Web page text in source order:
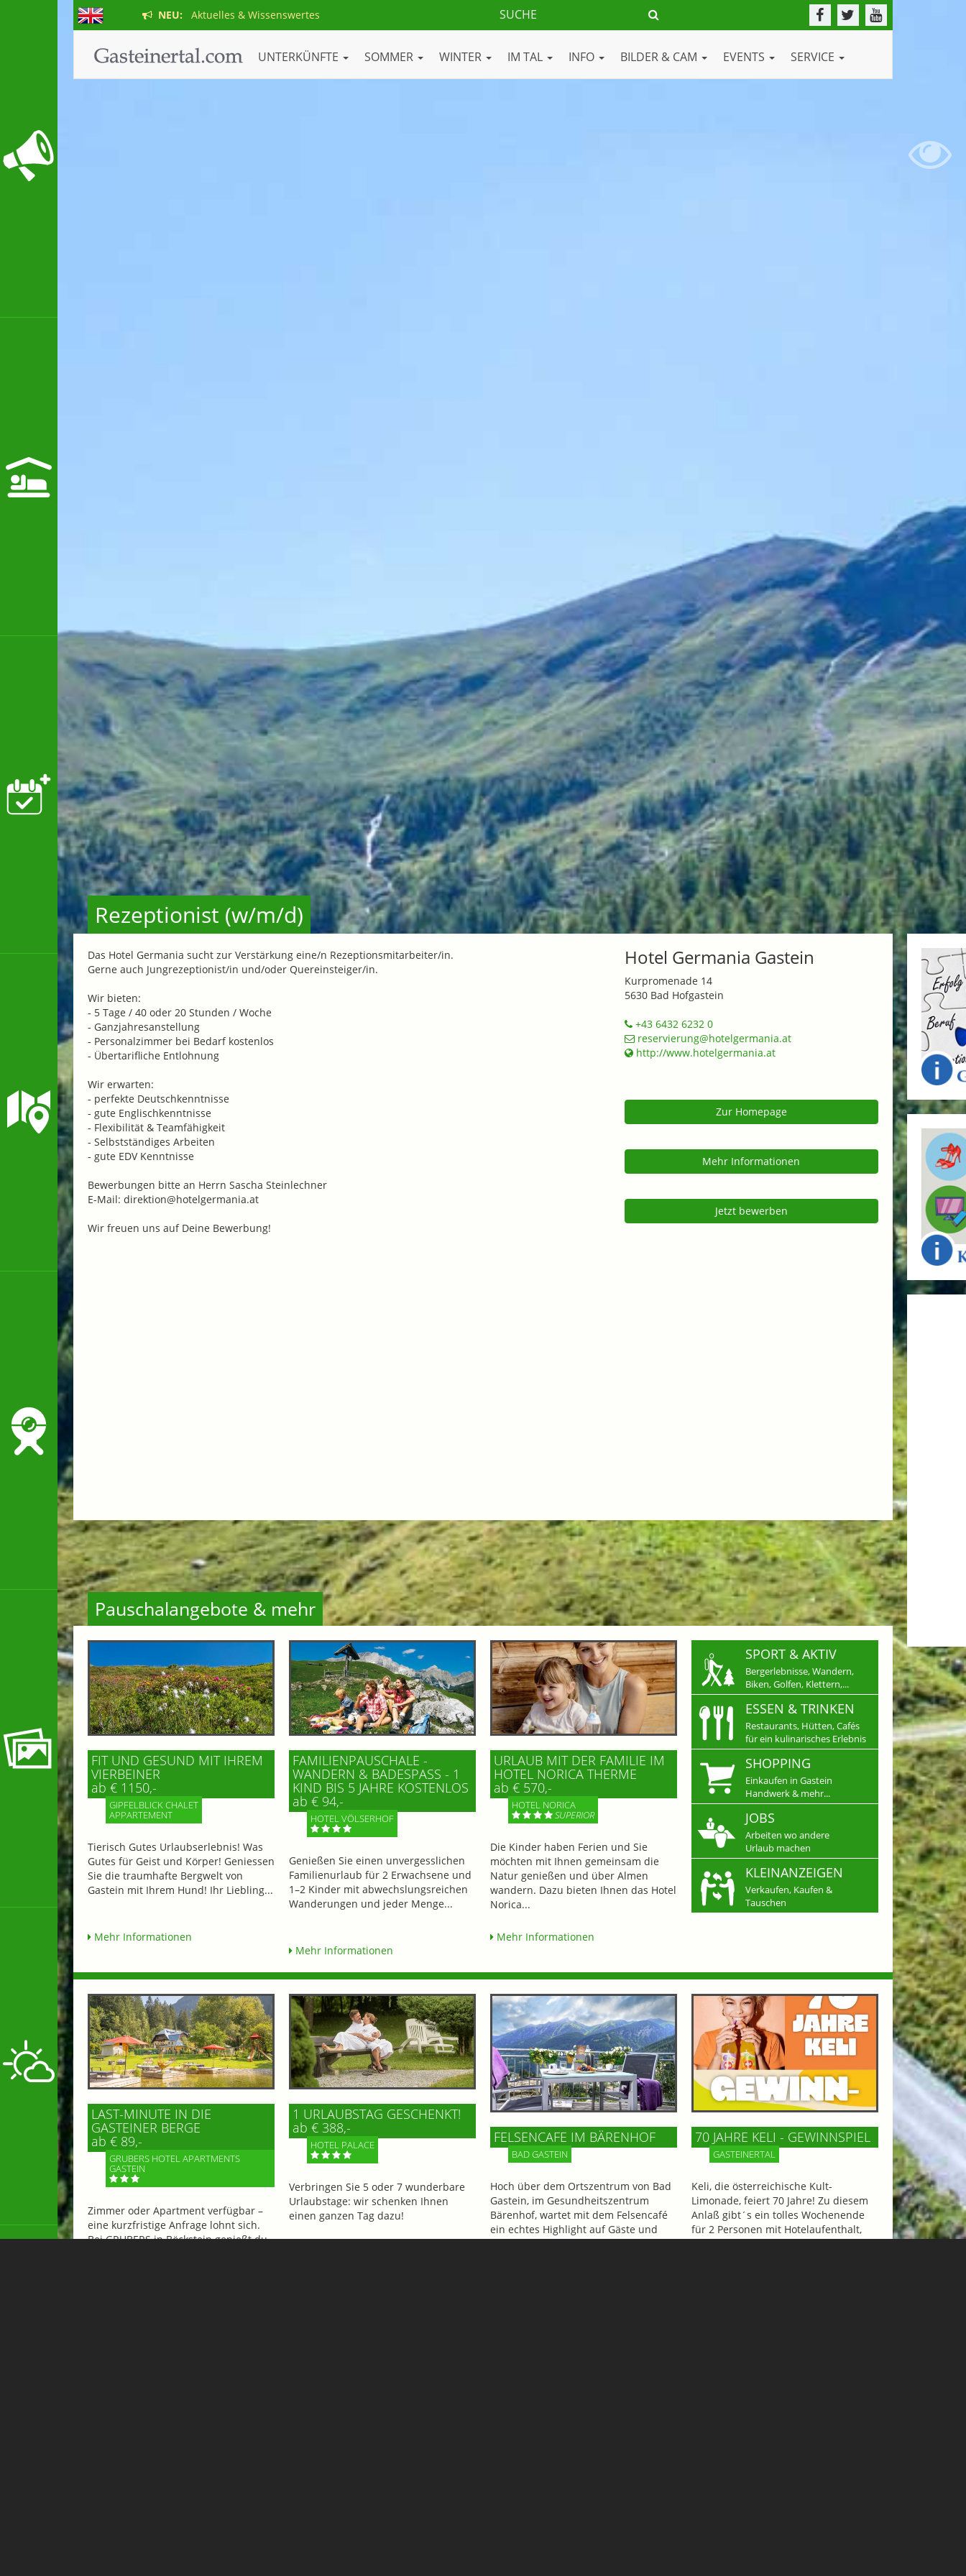
NEU: Aktuelles & Wissenswertes
UNTERKÜNFTE SOMMER WINTER IM TAL INFO BILDER & CAM EVENTS SERVICE
Rezeptionist (w/m/d)
Das Hotel Germania sucht zur Verstärkung eine/n Rezeptionsmitarbeiter/in.
Gerne auch Jungrezeptionist/in und/oder Quereinsteiger/in.
Wir bieten:
- 5 Tage / 40 oder 20 Stunden / Woche
- Ganzjahresanstellung
- Personalzimmer bei Bedarf kostenlos
- Übertarifliche Entlohnung
Wir erwarten:
- perfekte Deutschkenntnisse
- gute Englischkenntnisse
- Flexibilität & Teamfähigkeit
- Selbstständiges Arbeiten
- gute EDV Kenntnisse
Bewerbungen bitte an Herrn Sascha Steinlechner
E-Mail: direktion@hotelgermania.at
Wir freuen uns auf Deine Bewerbung!
Hotel Germania Gastein
Kurpromenade 14
5630 Bad Hofgastein
+43 6432 6232 0
reservierung@hotelgermania.at
http://www.hotelgermania.at
Zur Homepage
Mehr Informationen
Jetzt bewerben
Pauschalangebote & mehr
FIT UND GESUND MIT IHREM
VIERBEINER
ab € 1150,-
GIPFELBLICK CHALET
APPARTEMENT
Tierisch Gutes Urlaubserlebnis! Was
Gutes für Geist und Körper! Geniessen
Sie die traumhafte Bergwelt von
Gastein mit Ihrem Hund! Ihr Liebling...
Mehr Informationen
FAMILIENPAUSCHALE -
WANDERN & BADESPASS - 1 K
IND BIS 5 JAHRE KOSTENLOS
ab € 94,-
HOTEL VÖLSERHOF
Genießen Sie einen unvergesslichen
Familienurlaub für 2 Erwachsene und
1–2 Kinder mit abwechslungsreichen
Wanderungen und jeder Menge...
Mehr Informationen
URLAUB MIT DER FAMILIE IM
HOTEL NORICA THERME
ab € 570,-
HOTEL NORICA
SUPERIOR
Die Kinder haben Ferien und Sie
möchten mit Ihnen gemeinsam die
Natur genießen und über Almen
wandern. Dazu bieten Ihnen das Hotel
Norica...
Mehr Informationen
SPORT & AKTIV
Bergerlebnisse, Wandern,
Biken, Golfen, Klettern,...
ESSEN & TRINKEN
Restaurants, Hütten, Cafés
für ein kulinarisches Erlebnis
SHOPPING
Einkaufen in Gastein
Handwerk & mehr...
JOBS
Arbeiten wo andere
Urlaub machen
KLEINANZEIGEN
Verkaufen, Kaufen &
Tauschen
LAST-MINUTE IN DIE
GASTEINER BERGE
ab € 89,-
GRUBERS HOTEL APARTMENTS
GASTEIN
Zimmer oder Apartment verfügbar –
eine kurzfristige Anfrage lohnt sich.
Bei GRUBERS in Böckstein genießt du
1 URLAUBSTAG GESCHENKT!
ab € 388,-
HOTEL PALACE
Verbringen Sie 5 oder 7 wunderbare
Urlaubstage: wir schenken Ihnen
einen ganzen Tag dazu!
FELSENCAFE IM BÄRENHOF
BAD GASTEIN
Hoch über dem Ortszentrum von Bad
Gastein, im Gesundheitszentrum
Bärenhof, wartet mit dem Felsencafé
ein echtes Highlight auf Gäste und
BesucherInnen. Genießen Sie diesen
70 JAHRE KELI - GEWINNSPIEL
GASTEINERTAL
Keli, die österreichische Kult-
Limonade, feiert 70 Jahre! Zu diesem
Anlaß gibt´s ein tolles Wochenende
für 2 Personen mit Hotelaufenthalt,
Tandemflug und Eintritt in die